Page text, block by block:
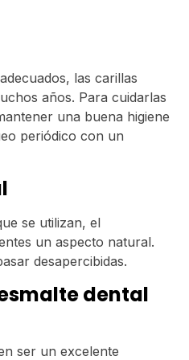
las carillas
años. Para cuidarlas
una buena higiene
periódico con un
se utilizan, el
un aspecto natural.
desapercibidas.
dental
ser un excelente